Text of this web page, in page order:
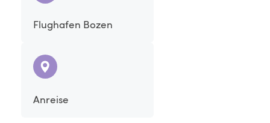
Flughafen Bozen
Anreise